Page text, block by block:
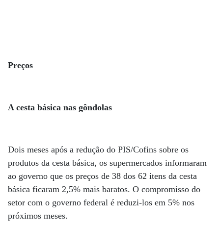
Preços
A cesta básica nas gôndolas
Dois meses após a redução do PIS/Cofins sobre os
produtos da cesta básica, os supermercados informaram
ao governo que os preços de 38 dos 62 itens da cesta
básica ficaram 2,5% mais baratos. O compromisso do
setor com o governo federal é reduzi-los em 5% nos
próximos meses.